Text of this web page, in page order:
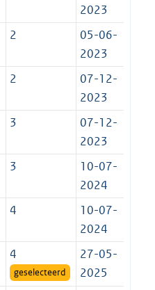
2023
2
05-06-
2023
2
07-12-
2023
3
07-12-
2023
3
10-07-
2024
4
10-07-
2024
4
geselecteerd
27-05-
2025